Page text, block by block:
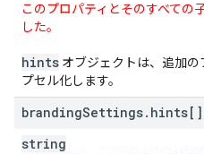
このプロパティとそのすべての
した。
hints オブジェクトは、追加の
プセル化します。
brandingSettings. hints[]
string